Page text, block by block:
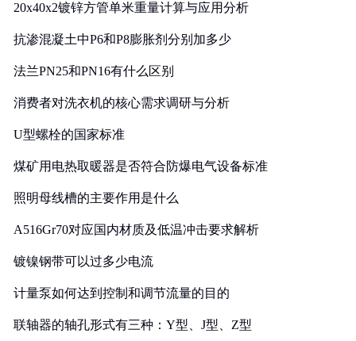
20x40x2镀锌方管单米重量计算与应用分析
抗渗混凝土中P6和P8膨胀剂分别加多少
法兰PN25和PN16有什么区别
消费者对洗衣机的核心需求调研与分析
U型螺栓的国家标准
煤矿用电热取暖器是否符合防爆电气设备标准
照明母线槽的主要作用是什么
A516Gr70对应国内材质及低温冲击要求解析
镀镍钢带可以过多少电流
计量泵如何达到控制和调节流量的目的
联轴器的轴孔形式有三种：Y型、J型、Z型